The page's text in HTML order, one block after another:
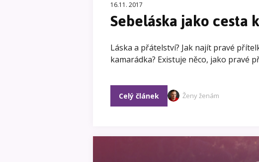
16.11. 2017
Sebeláska jako
Láska a přátelství? Jak najít pravé
kamarádka? Existuje něco, jako pravé
Celý článek Ženy ženám